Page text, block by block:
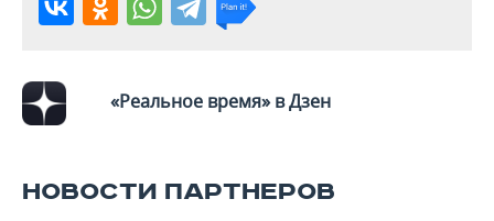
«Реальное время» в Дзен
НОВОСТИ ПАРТНЕРОВ